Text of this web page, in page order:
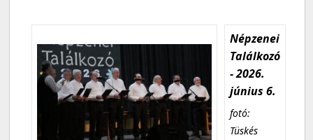
Népzenei
Találkozó
- 2026.
június 6.
fotó:
Tüskés